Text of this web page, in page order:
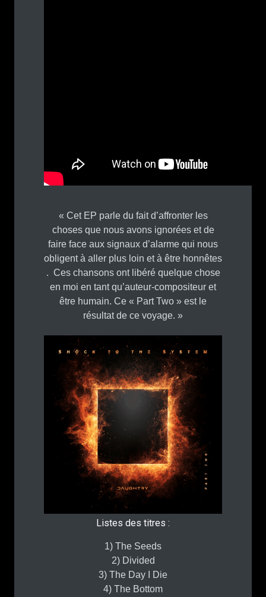
« Cet EP parle du fait d’affronter les
choses que nous avons ignorées et de
faire face aux signaux d’alarme qui nous
obligent à aller plus loin et à être honnêtes
. Ces chansons ont libéré quelque chose
en moi en tant qu’auteur-compositeur et
être humain. Ce « Part Two » est le
résultat de ce voyage. »
Listes des titres :
1) The Seeds
2) Divided
3) The Day I Die
4) The Bottom